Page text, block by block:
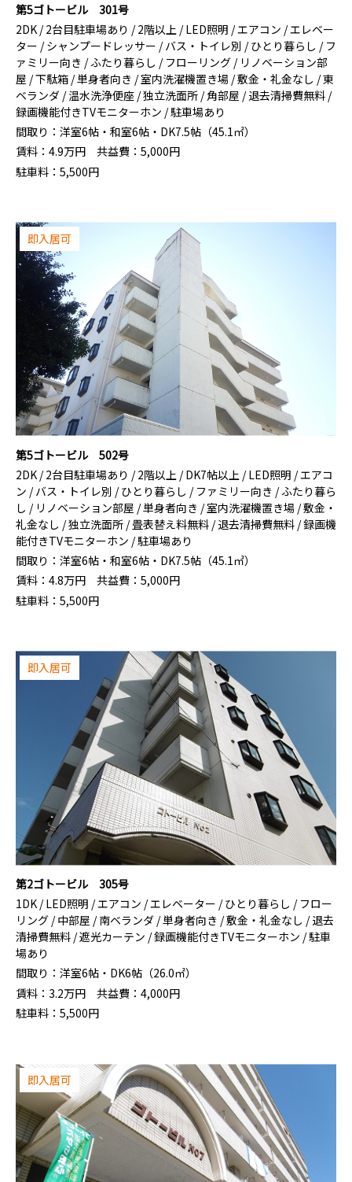
第5ゴトービル 301号
2DK / 2台目駐車場あり / 2階以上 / LED照明 / エアコン / エレベー
ター / シャンプードレッサー / バス・トイレ別 / ひとり暮らし / フ
ァミリー向き / ふたり暮らし / フローリング / リノベーション部
屋 / 下駄箱 / 単身者向き / 室内洗濯機置き場 / 敷金・礼金なし / 東
ベランダ / 温水洗浄便座 / 独立洗面所 / 角部屋 / 退去清掃費無料 /
録画機能付きTVモニターホン / 駐車場あり
間取り： 洋室6帖・和室6帖・DK7.5帖（45.1㎡）
賃料： 4.9万円 共益費： 5,000円
駐車料： 5,500円
即入居可
第5ゴトービル 502号
2DK / 2台目駐車場あり / 2階以上 / DK7帖以上 / LED照明 / エアコ
ン / バス・トイレ別 / ひとり暮らし / ファミリー向き / ふたり暮ら
し / リノベーション部屋 / 単身者向き / 室内洗濯機置き場 / 敷金・
礼金なし / 独立洗面所 / 畳表替え料無料 / 退去清掃費無料 / 録画機
能付きTVモニターホン / 駐車場あり
間取り： 洋室6帖・和室6帖・DK7.5帖（45.1㎡）
賃料： 4.8万円 共益費： 5,000円
駐車料： 5,500円
即入居可
第2ゴトービル 305号
1DK / LED照明 / エアコン / エレベーター / ひとり暮らし / フロー
リング / 中部屋 / 南ベランダ / 単身者向き / 敷金・礼金なし / 退去
清掃費無料 / 遮光カーテン / 録画機能付きTVモニターホン / 駐車
場あり
間取り： 洋室6帖・DK6帖（26.0㎡）
賃料： 3.2万円 共益費： 4,000円
駐車料： 5,500円
即入居可